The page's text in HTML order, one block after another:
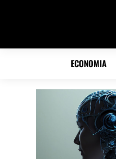
ECONOMIA